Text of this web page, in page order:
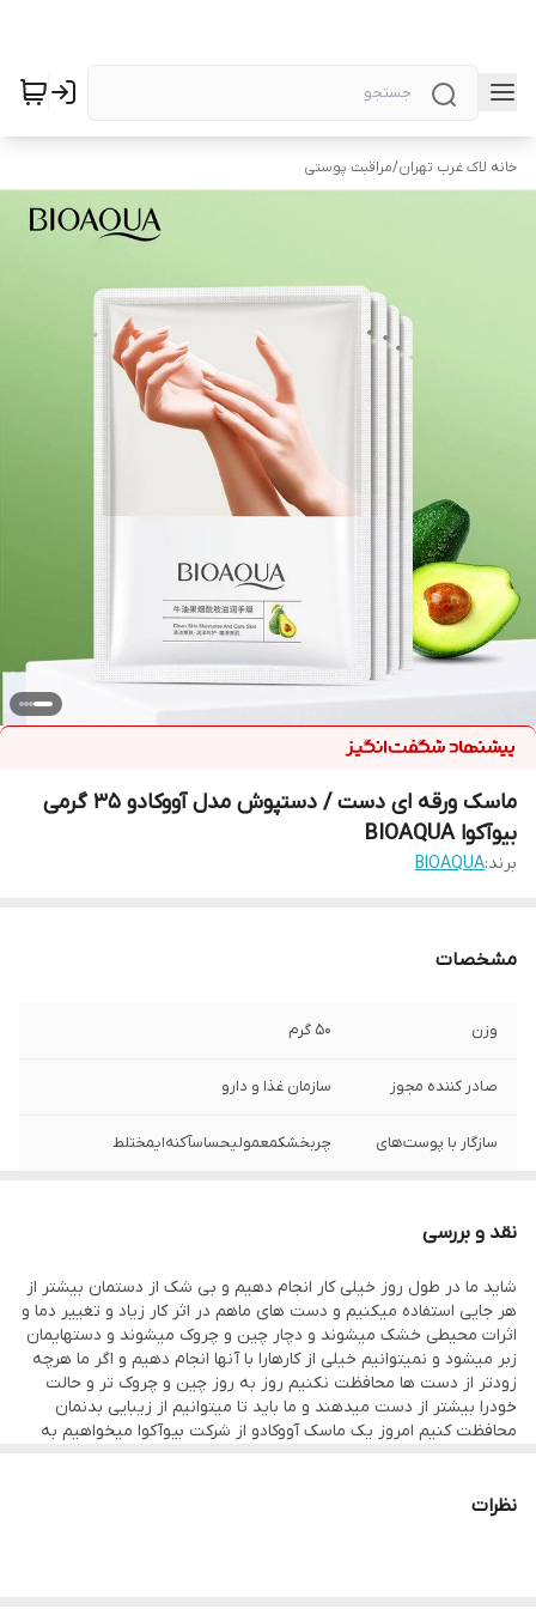
خانه لاک غرب تهران/مراقبت پوستی
ماسک ورقه ای دست / دستپوش مدل آووکادو 35 گرمی
بیوآکوا BIOAQUA
برند:BIOAQUA
مشخصات
وزن ۵۰ گرم
صادر کننده مجوز سازمان غذا و دارو
سازگار با پوست‌های چربخشکمعمولیحساسآکنه‌ایمختلط
نقد و بررسی
شاید ما در طول روز خیلی کار انجام دهیم و بی شک از دستمان بیشتر از
هر جایی استفاده میکنیم و دست های ماهم در اثر کار زیاد و تغییر دما و
اثرات محیطی خشک میشوند و دچار چین و چروک میشوند و دستهایمان
زبر میشود و نمیتوانیم خیلی از کارهارا با آنها انجام دهیم و اگر ما هرچه
زودتر از دست ها محافظت نکنیم روز به روز چین و چروک تر و حالت
خودرا بیشتر از دست میدهند و ما باید تا میتوانیم از زیبایی بدنمان
محافظت کنیم امروز یک ماسک آووکادو از شرکت بیوآکوا میخواهیم به
مخصوص دست نیز تولید و به بازار عرضه شده است. برند محبوب
نظرات